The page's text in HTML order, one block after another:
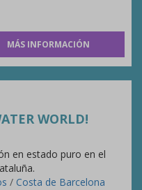
MÁS INFORMACIÓN
WORLD!
en estado puro en el
/ Costa de Barcelona